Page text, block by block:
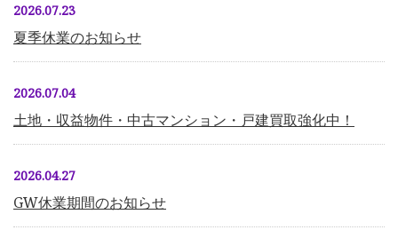
2026.07.23
夏季休業のお知らせ
2026.07.04
土地・収益物件・中古マンション・戸建買取強化中！
2026.04.27
GW休業期間のお知らせ